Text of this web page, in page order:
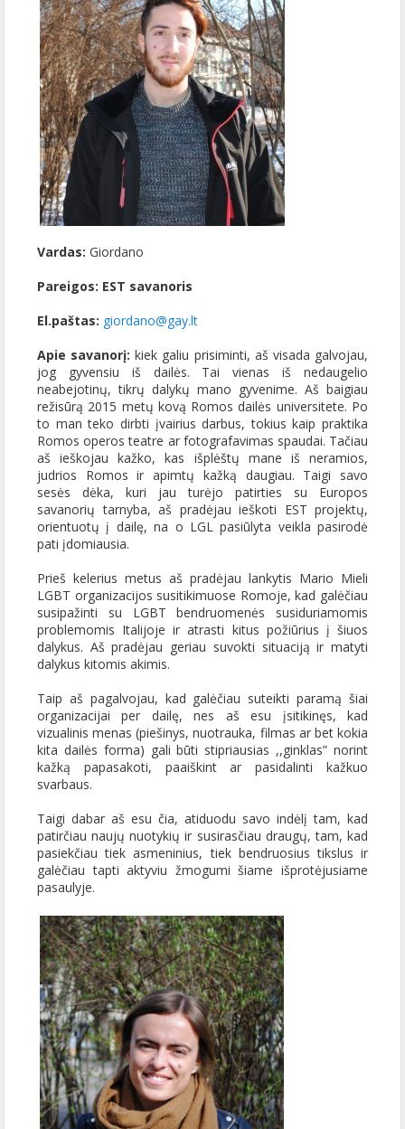
Vardas: Giordano
Pareigos: EST savanoris
El.paštas: giordano@gay.lt
Apie savanorį: kiek galiu prisiminti, aš visada galvojau,
jog gyvensiu iš dailės. Tai vienas iš nedaugelio
neabejotinų, tikrų dalykų mano gyvenime. Aš baigiau
režisūrą 2015 metų kovą Romos dailės universitete. Po
to man teko dirbti įvairius darbus, tokius kaip praktika
Romos operos teatre ar fotografavimas spaudai. Tačiau
aš ieškojau kažko, kas išplėštų mane iš neramios,
judrios Romos ir apimtų kažką daugiau. Taigi savo
sesės dėka, kuri jau turėjo patirties su Europos
savanorių tarnyba, aš pradėjau ieškoti EST projektų,
orientuotų į dailę, na o LGL pasiūlyta veikla pasirodė
pati įdomiausia.
Prieš kelerius metus aš pradėjau lankytis Mario Mieli
LGBT organizacijos susitikimuose Romoje, kad galėčiau
susipažinti su LGBT bendruomenės susiduriamomis
problemomis Italijoje ir atrasti kitus požiūrius į šiuos
dalykus. Aš pradėjau geriau suvokti situaciją ir matyti
dalykus kitomis akimis.
Taip aš pagalvojau, kad galėčiau suteikti paramą šiai
organizacijai per dailę, nes aš esu įsitikinęs, kad
vizualinis menas (piešinys, nuotrauka, filmas ar bet kokia
kita dailės forma) gali būti stipriausias ,,ginklas” norint
kažką papasakoti, paaiškint ar pasidalinti kažkuo
svarbaus.
Taigi dabar aš esu čia, atiduodu savo indėlį tam, kad
patirčiau naujų nuotykių ir susirasčiau draugų, tam, kad
pasiekčiau tiek asmeninius, tiek bendruosius tikslus ir
galėčiau tapti aktyviu žmogumi šiame išprotėjusiame
pasaulyje.